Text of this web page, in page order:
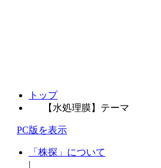
トップ
【水処理膜】テーマ
PC版を表示
「株探」について
|